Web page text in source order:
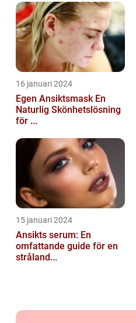
16 januari 2024
Egen Ansiktsmask En
Naturlig Skönhetslösning
för ...
15 januari 2024
Ansikts serum: En
omfattande guide för en
stråland...